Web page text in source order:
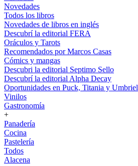
Novedades
Todos los libros
Novedades de libros en inglés
Descubrí la editorial FERA
Oráculos y Tarots
Recomendados por Marcos Casas
Cómics y mangas
Descubri la editorial Septimo Sello
Descubrí la editorial Alpha Decay
Oportunidades en Puck, Titania y Umbriel
Vinilos
Gastronomía
+
Panadería
Cocina
Pastelería
Todos
Alacena